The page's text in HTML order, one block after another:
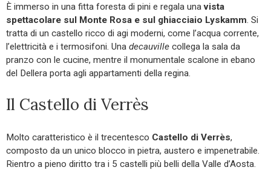
È immerso in una fitta foresta di pini e regala unavista
spettacolare sul Monte Rosa e sul ghiacciaio Lyskamm. Si
tratta di un castello ricco di agi moderni, come l’acqua corrente,
l’elettricità e i termosifoni. Una decauville collega la sala da
pranzo con le cucine, mentre il monumentale scalone in ebano
del Dellera porta agli appartamenti della regina.
Il Castello di Verrès
Molto caratteristico è il trecentesco Castello di Verrès,
composto da un unico blocco in pietra, austero e impenetrabile.
Rientro a pieno diritto tra i 5 castelli più belli della Valle d’Aosta.